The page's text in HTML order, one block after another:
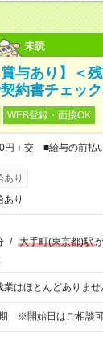
未読
与あり】＜
約書チェッ
WEB登録・面接OK
円＋交 ■給与の前払
あり
あり
/ 大手町(東京都)駅
はほとんどありませ
期 ※開始日はご相談可